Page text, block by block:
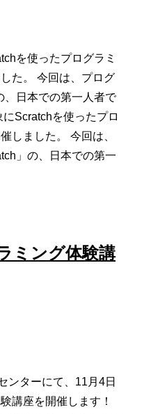
を使ったプログラミ
た。 今回は、プログ
、日本での第一人者で
Scratchを使ったプロ
しました。 今回は、
」の、日本での第一
ミング体験講
ンターにて、11月4日
講座を開催します！